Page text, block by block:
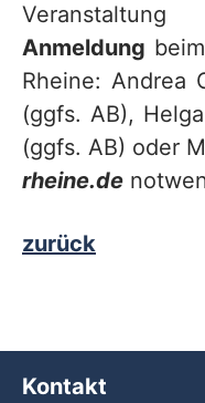
Anmeldung
Rheine: Andrea
(ggfs. AB),
(ggfs. AB) oder
rheine.de
zurück
Kontakt